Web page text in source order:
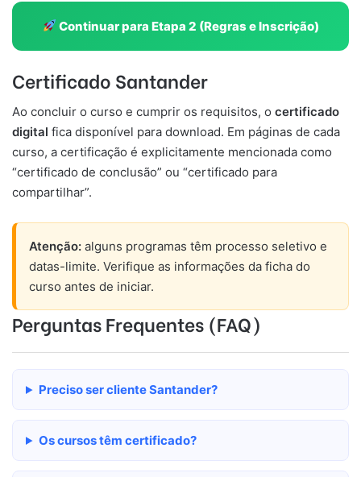
Continuar para Etapa 2 (Regras e Inscrição)
Certificado Santander
Ao concluir o curso e cumprir os requisitos, o certificado
digital fica disponível para download. Em páginas de cada
curso, a certificação é explicitamente mencionada como
“certificado de conclusão” ou “certificado para
compartilhar”.
Atenção: alguns programas têm processo seletivo e
datas-limite. Verifique as informações da ficha do
curso antes de iniciar.
Perguntas Frequentes (FAQ)
Preciso ser cliente Santander?
Os cursos têm certificado?